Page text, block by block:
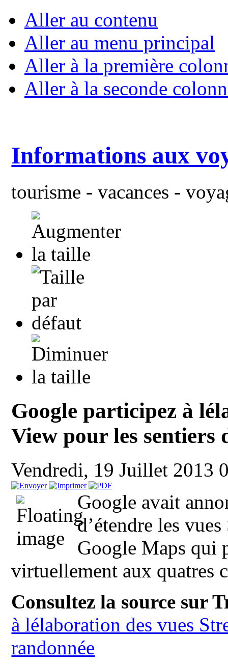
Aller au contenu
Aller au menu principal
Aller à la première
Aller à la seconde
Informations aux
tourisme - vacances -
Google participez à
View pour les sentiers
Vendredi, 19 Juillet 2013
Google avait
d’étendre les
Google Maps qui
virtuellement aux quatres
Consultez la source sur
à lélaboration des vues
randonnée